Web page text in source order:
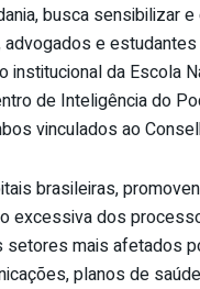
busca sensibilizar
e
da Escola
de Inteligência do
vinculados ao
brasileiras,
excessiva dos
mais afetados
planos de